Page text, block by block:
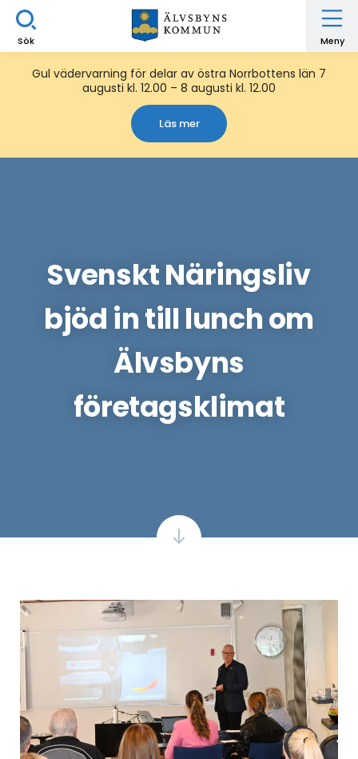
Sök Meny
Gul vädervarning för delar av östra Norrbottens län 7
augusti kl. 12.00 – 8 augusti kl. 12.00
Läs mer
Svenskt Näringsliv
bjöd in till lunch om
Älvsbyns
företagsklimat